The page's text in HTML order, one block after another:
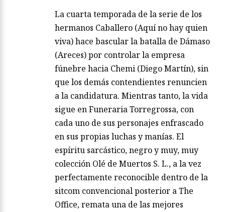
La cuarta temporada de la serie de los
hermanos Caballero (Aquí no hay quien
viva) hace bascular la batalla de Dámaso
(Areces) por controlar la empresa
fúnebre hacia Chemi (Diego Martín), sin
que los demás contendientes renuncien
a la candidatura. Mientras tanto, la vida
sigue en Funeraria Torregrossa, con
cada uno de sus personajes enfrascado
en sus propias luchas y manías. El
espíritu sarcástico, negro y muy, muy
colección Olé de Muertos S. L., a la vez
perfectamente reconocible dentro de la
sitcom convencional posterior a The
Office, remata una de las mejores